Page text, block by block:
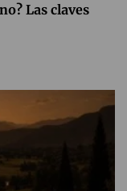
Las claves